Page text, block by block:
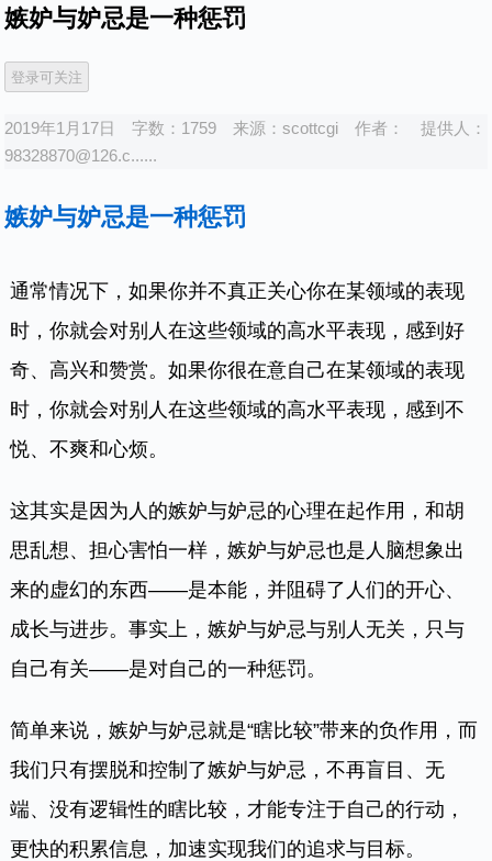
嫉妒与妒忌是一种惩罚
2019年1月17日 字数：1759 来源：scottcgi 作者：
提供人：
98328870@126.c......
嫉妒与妒忌是一种惩罚
通常情况下，如果你并不真正关心你在某领域的表现
时，你就会对别人在这些领域的高水平表现，感到好
奇、高兴和赞赏。如果你很在意自己在某领域的表现
时，你就会对别人在这些领域的高水平表现，感到不
悦、不爽和心烦。
这其实是因为人的嫉妒与妒忌的心理在起作用，和胡
思乱想、担心害怕一样，嫉妒与妒忌也是人脑想象出
来的虚幻的东西——是本能，并阻碍了人们的开心、
成长与进步。事实上，嫉妒与妒忌与别人无关，只与
自己有关——是对自己的一种惩罚。
简单来说，嫉妒与妒忌就是“瞎比较”带来的负作用，而
我们只有摆脱和控制了嫉妒与妒忌，不再盲目、无
端、没有逻辑性的瞎比较，才能专注于自己的行动，
更快的积累信息，加速实现我们的追求与目标。